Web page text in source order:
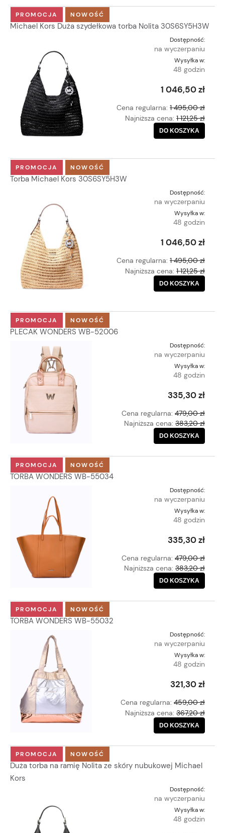
Michael Kors Duża szydełkowa torba Nolita 30S6SY5H3W
Dostępność:
na wyczerpaniu
Wysyłka w:
48 godzin
1 046,50 zł
Cena regularna: 1 495,00 zł
Najniższa cena: 1 121,25 zł
DO KOSZYKA
PROMOCJA NOWOŚĆ
Torba Michael Kors 30S6SY5H3W
Dostępność:
na wyczerpaniu
Wysyłka w:
48 godzin
1 046,50 zł
Cena regularna: 1 495,00 zł
Najniższa cena: 1 121,25 zł
DO KOSZYKA
PROMOCJA NOWOŚĆ
PLECAK WONDERS WB-52006
Dostępność:
na wyczerpaniu
Wysyłka w:
48 godzin
335,30 zł
Cena regularna: 479,00 zł
Najniższa cena: 383,20 zł
DO KOSZYKA
PROMOCJA NOWOŚĆ
TORBA WONDERS WB-55034
Dostępność:
na wyczerpaniu
Wysyłka w:
48 godzin
335,30 zł
Cena regularna: 479,00 zł
Najniższa cena: 383,20 zł
DO KOSZYKA
PROMOCJA NOWOŚĆ
TORBA WONDERS WB-55032
Dostępność:
na wyczerpaniu
Wysyłka w:
48 godzin
321,30 zł
Cena regularna: 459,00 zł
Najniższa cena: 367,20 zł
DO KOSZYKA
PROMOCJA NOWOŚĆ
Duża torba na ramię Nolita ze skóry nubukowej Michael
Kors
Dostępność:
na wyczerpaniu
Wysyłka w:
48 godzin
PROMOCJA NOWOŚĆ